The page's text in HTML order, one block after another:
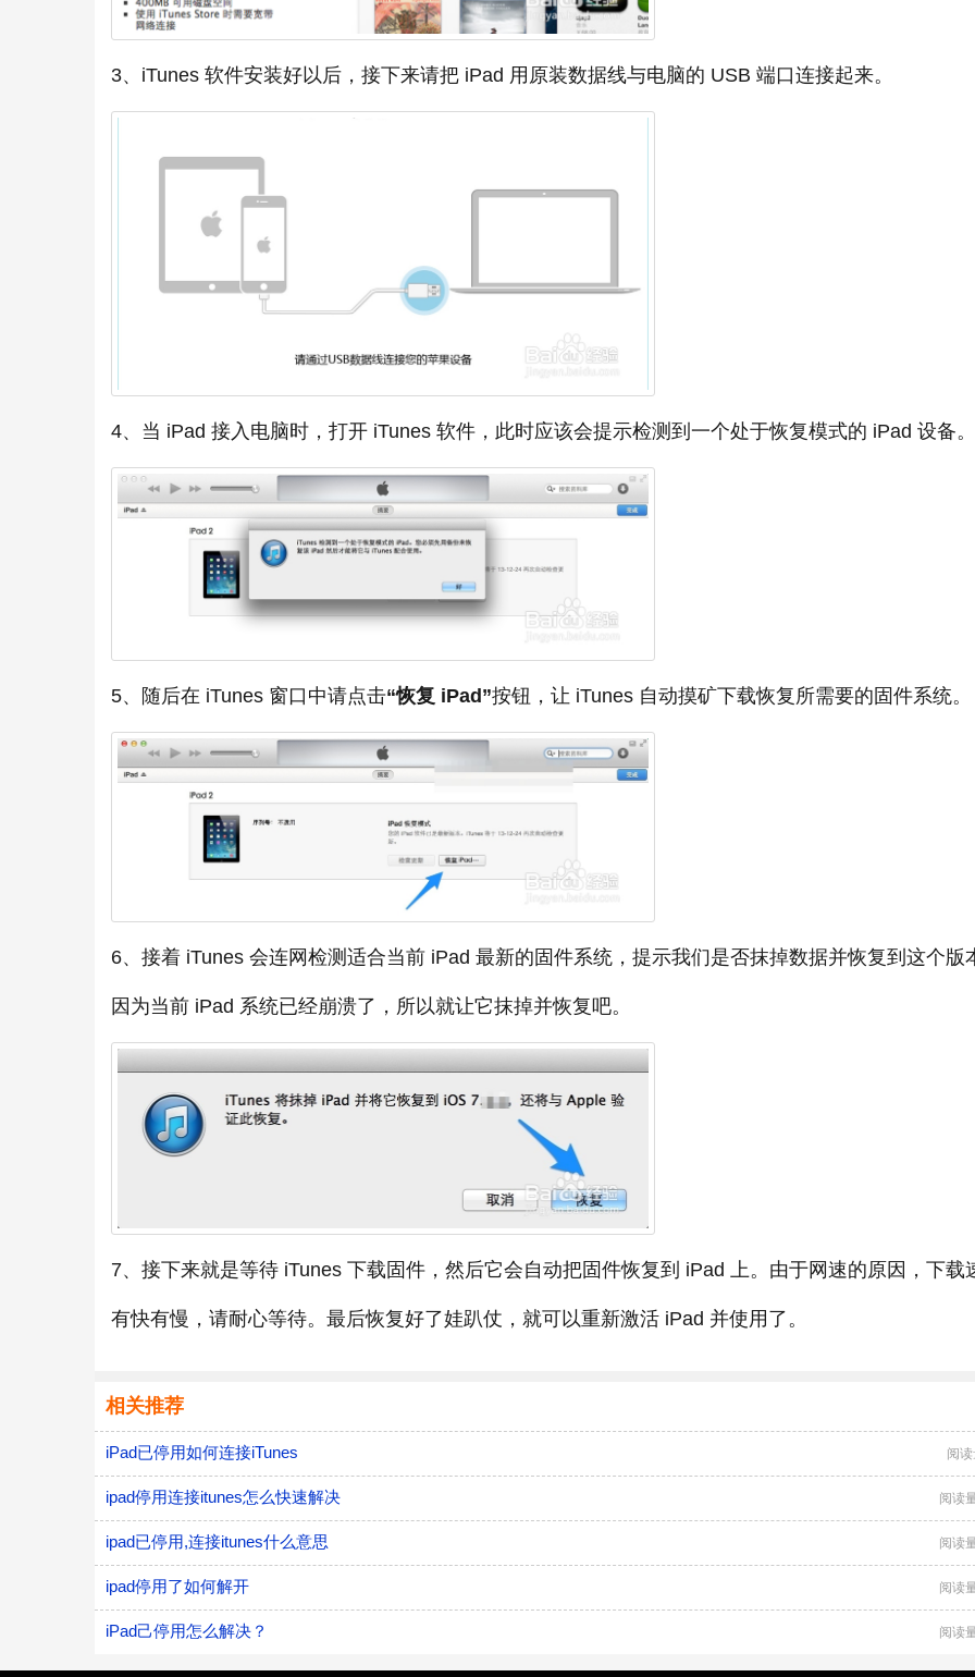
3、iTunes 软件安装好以后，接下来请把 iPad 用原装数据线与电脑的 USB 端口连接起来。
4、当 iPad 接入电脑时，打开 iTunes 软件，此时应该会提示检测到一个处于恢复模式的 iPad 设备。
5、随后在 iTunes 窗口中请点击“恢复 iPad”按钮，让 iTunes 自动摸矿下载恢复所需要的固件系统。
6、接着 iTunes 会连网检测适合当前 iPad 最新的固件系统，提示我们是否抹掉数据并恢复到这个版
因为当前 iPad 系统已经崩溃了，所以就让它抹掉并恢复吧。
7、接下来就是等待 iTunes 下载固件，然后它会自动把固件恢复到 iPad 上。由于网速的原因，下载
有快有慢，请耐心等待。最后恢复好了娃趴仗，就可以重新激活 iPad 并使用了。
相关推荐
iPad已停用如何连接iTunes 阅
ipad停用连接itunes怎么快速解决 阅读
ipad已停用,连接itunes什么意思 阅读
ipad停用了如何解开 阅读
iPad己停用怎么解决？ 阅读